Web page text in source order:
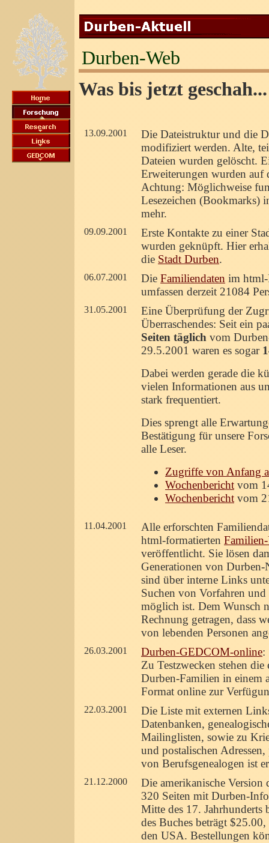
Durben-Web
Was bis jetzt geschah...
13.09.2001
Die Dateistruktur und die
modifiziert werden. Alte,
Dateien wurden gelöscht.
Erweiterungen wurden auf
Achtung: Möglichweise
Lesezeichen (Bookmarks)
mehr.
09.09.2001
Erste Kontakte zu einer
wurden geknüpft. Hier
dieStadt Durben.
06.07.2001 DieFamiliendatenim html-
umfassen derzeit 21084
31.05.2001
Eine Überprüfung der
Überraschendes: Seit ein
Seiten täglichvom
29.5.2001 waren es sogar
Dabei werden gerade die
vielen Informationen aus
stark frequentiert.
Dies sprengt alle
Bestätigung für unsere
alle Leser.
Zugriffe von Anfang
Wochenberichtvom
Wochenberichtvom
11.04.2001
Alle erforschten
html-formatierten
veröffentlicht. Sie lösen
Generationen von
sind über interne Links
Suchen von Vorfahren
möglich ist. Dem Wunsch
Rechnung getragen, dass
von lebenden Personen
26.03.2001 Durben-GEDCOM-online:
Zu Testzwecken stehen die
Durben-Familien in einem
Format online zur
22.03.2001
Die Liste mit externen
Datenbanken,
Mailinglisten, sowie zu
und postalischen
von Berufsgenealogen ist
21.12.2000
Die amerikanische Version
320 Seiten mit Durben-
Mitte des 17. Jahrhunderts
des Buches beträgt
den USA. Bestellungen